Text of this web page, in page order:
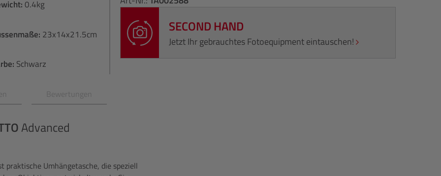
0.4kg
23x14x21.5cm
Schwarz
SECOND HAND
Jetzt Ihr gebrauchtes Fotoequipment eintauschen!
Bewertungen
Advanced
praktische Umhängetasche, die speziell